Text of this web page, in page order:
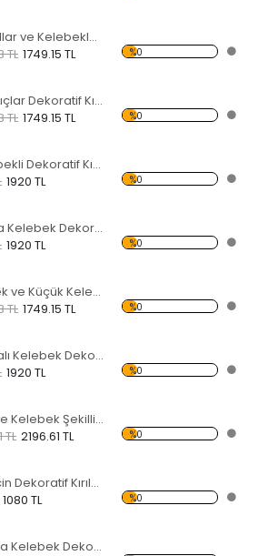
Sarmallar ve Kelebekler Şekilli Dekoratif Kırılmaz Ayna
TL 1749.15 TL %0
Kırlangıçlar Dekoratif Kırılmaz Ayna
TL 1749.15 TL %0
5 Kelebekli Dekoratif Kırılmaz Ayna
1920 TL %0
3 Parça Kelebek Dekoratif Kırılmaz Ayna
1920 TL %0
Kelebek ve Küçük Kelebekler Dekoratif Kırılmaz Ayna
TL 1749.15 TL %0
8 Parçalı Kelebek Dekoratif Kırılmaz Ayna
1920 TL %0
Daire ve Kelebek Şekilli Dekoratif Kırılmaz Ayna
TL 2196.61 TL %0
Güvercin Dekoratif Kırılmaz Ayna
1080 TL %0
18 Parça Kelebek Dekoratif Kırılmaz Ayna